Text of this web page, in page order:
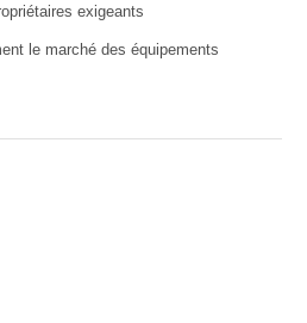
exigeants
le marché des équipements